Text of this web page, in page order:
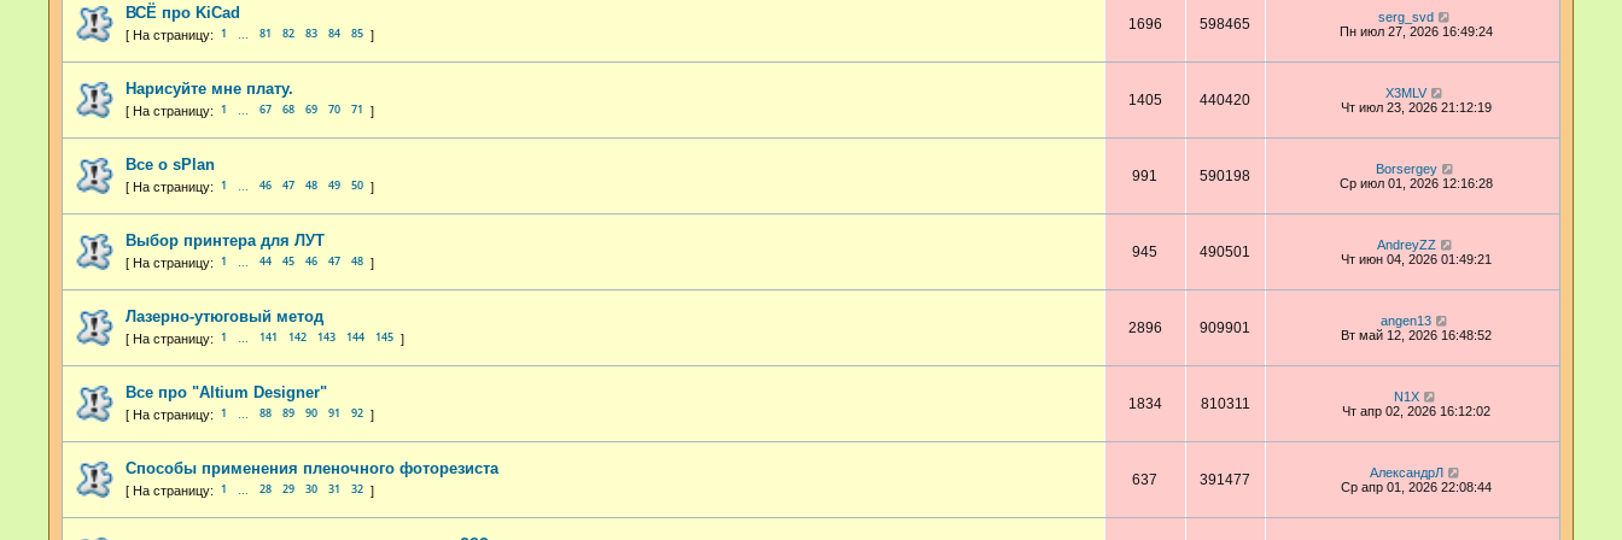
ВСЁ про KiCad
1 81 82 83 84 85
1696 598465
serg_svd
Пн июл 27, 2026 16:49:24
Нарисуйте мне плату.
1 67 68 69 70 71
1405 440420
X3MLV
Чт июл 23, 2026 21:12:19
Все о sPlan
1 46 47 48 49 50
991 590198
Borsergey
Ср июл 01, 2026 12:16:28
Выбор принтера для ЛУТ
1 44 45 46 47 48
945 490501
AndreyZZ
Чт июн 04, 2026 01:49:21
Лазерно-утюговый метод
1 141 142 143 144 145
2896 909901
angen13
Вт май 12, 2026 16:48:52
Все про "Altium Designer"
1 88 89 90 91 92
1834 810311
N1X
Чт апр 02, 2026 16:12:02
Способы применения пленочного фоторезиста
1 28 29 30 31 32
637 391477
АлександрЛ
Ср апр 01, 2026 22:08:44